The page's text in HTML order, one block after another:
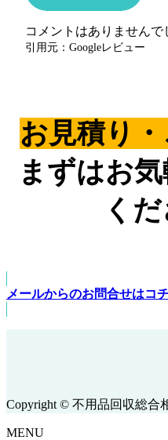
コメントはありませんで
引用元：Googleレビュー
お見積り
まずはお
く
メールからのお問合せはコ
Copyright © 不用品回収総合
MENU